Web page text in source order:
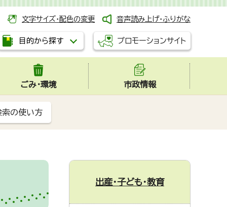
文字サイズ・配色の変更 音声読み上げ・ふりがな
目的から探す プロモーションサイト
ごみ・環境 市政情報
索の使い方
出産・子ども・教育